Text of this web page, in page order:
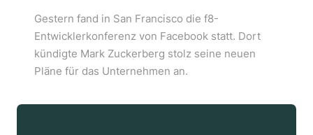
Gestern fand in San Francisco die f8-
Entwicklerkonferenz von Facebook statt. Dort
kündigte Mark Zuckerberg stolz seine neuen
Pläne für das Unternehmen an.